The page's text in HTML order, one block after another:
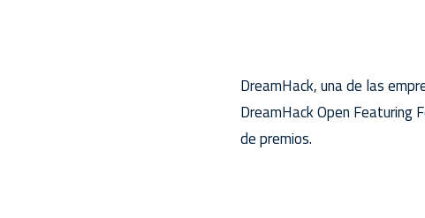
DreamHack, una de las
DreamHack Open Featuring
de premios.